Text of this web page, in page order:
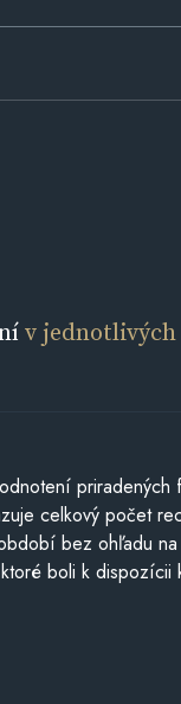
v
priradených
celkový počet
bez ohľadu
boli k dispozícii